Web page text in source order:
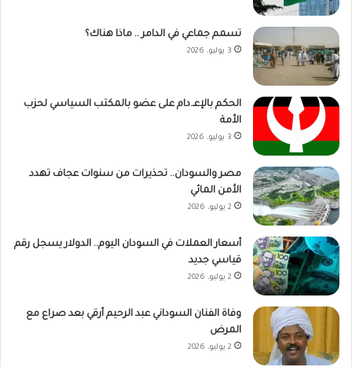
تسمم جماعي في الدامر .. ماذا هناك؟
3 يوليو، 2026
الحكم بالإعـ.دام على عضو بالمكتب السياسي لحزب
الأمة
3 يوليو، 2026
مصر والسودان.. تحذيرات من سنوات عجاف تهدد
الأمن المائي
2 يوليو، 2026
أسعار العملات في السودان اليوم.. الدولار يسجل رقم
قياسي جديد
2 يوليو، 2026
وفاة الفنان السوداني عبد الرحيم أرقي بعد صراع مع
المرض
2 يوليو، 2026